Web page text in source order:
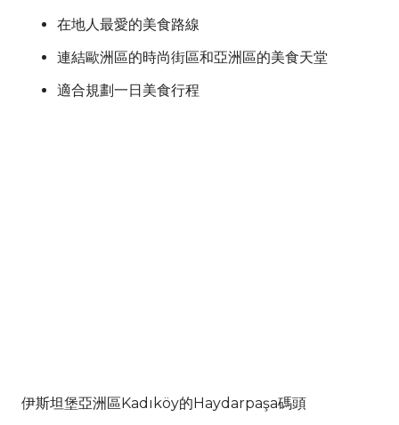
在地人最愛的美食路線
連結歐洲區的時尚街區和亞洲區的美食天堂
適合規劃一日美食行程
伊斯坦堡亞洲區Kadıköy的Haydarpaşa碼頭